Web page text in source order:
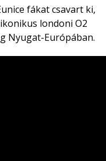
fákat csavart ki,
londoni O2
Nyugat-Európában.